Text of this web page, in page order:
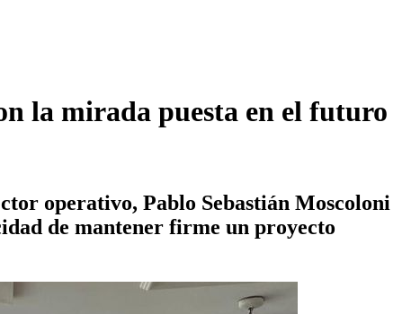
la mirada puesta en el futuro
operativo, Pablo Sebastián Moscoloni
de mantener firme un proyecto